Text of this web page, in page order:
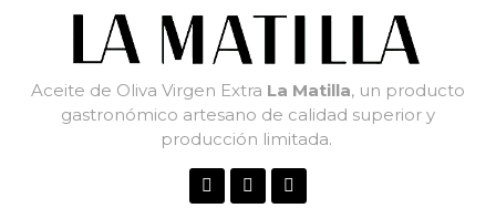
Aceite de Oliva Virgen Extra La Matilla, un producto
gastronómico artesano de calidad superior y
producción limitada.